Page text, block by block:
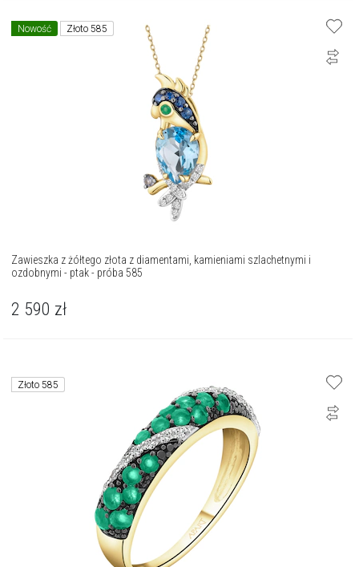
Nowość Złoto 585
Zawieszka z żółtego złota z diamentami, kamieniami szlachetnymi i
ozdobnymi - ptak - próba 585
2 590 zł
Złoto 585